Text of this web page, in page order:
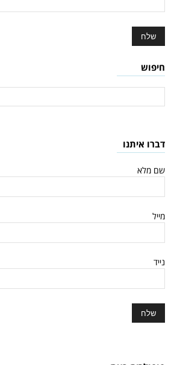
חיפוש
דברו איתנו
שם מלא
מייל
נייד